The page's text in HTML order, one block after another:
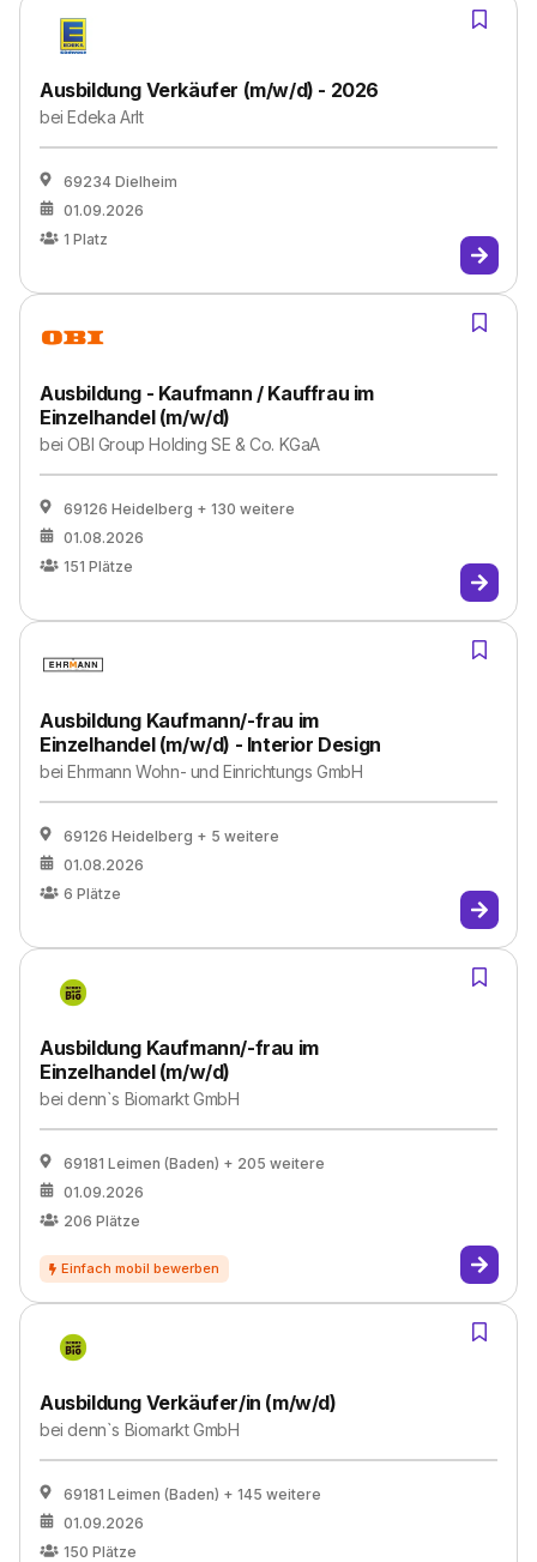
Ausbildung Verkäufer (m/w/d) - 2026
beiEdeka Arlt
69234 Dielheim
01.09.2026
1 Platz
Ausbildung - Kaufmann / Kauffrau im
Einzelhandel (m/w/d)
beiOBI Group Holding SE & Co. KGaA
69126 Heidelberg + 130 weitere
01.08.2026
151 Plätze
Ausbildung Kaufmann/-frau im
Einzelhandel (m/w/d) - Interior Design
beiEhrmann Wohn- und Einrichtungs GmbH
69126 Heidelberg + 5 weitere
01.08.2026
6 Plätze
Ausbildung Kaufmann/-frau im
Einzelhandel (m/w/d)
beidenn`s Biomarkt GmbH
69181 Leimen (Baden) + 205 weitere
01.09.2026
206 Plätze
Ausbildung Verkäufer/in (m/w/d)
beidenn`s Biomarkt GmbH
69181 Leimen (Baden) + 145 weitere
01.09.2026
150 Plätze